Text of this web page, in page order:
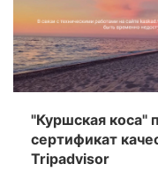
"Куршская коса"
сертификат
Tripаdvisor